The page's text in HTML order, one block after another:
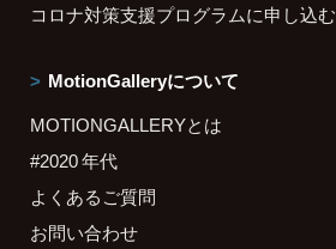
コロナ対策支援プログラムに申し込む
MotionGalleryについて
MOTIONGALLERYとは
#2020 年代
よくあるご質問
お問い合わせ